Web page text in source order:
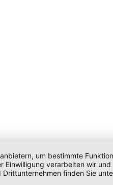
um bestimmte
verarbeiten wir
finden Sie